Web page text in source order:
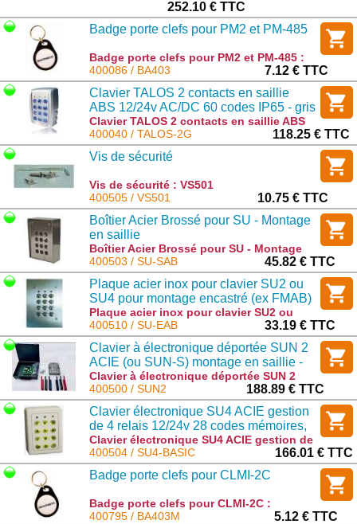
252.10 € TTC
Badge porte clefs pour PM2 et PM-485
Badge porte clefs pour PM2 et PM-485 :
BA403
400086 / BA403
7.12 € TTC
Clavier TALOS 2 contacts en saillie
ABS 12/24v AC/DC 60 codes IP65 - gris
Clavier TALOS 2 contacts en saillie ABS
12/24v AC/DC 60 codes IP65 - gris :
TALOS-2G
400040 / TALOS-2G
118.25 € TTC
Vis de sécurité
Vis de sécurité : VS501
400505 / VS501
10.75 € TTC
Boîtier Acier Brossé pour SU - Montage
en saillie
Boîtier Acier Brossé pour SU - Montage
en saillie : SU-SAB
400503 / SU-SAB
45.82 € TTC
Plaque acier inox pour clavier SU2 ou
SU4 pour montage encastré (ex FMAB)
Plaque acier inox pour clavier SU2 ou
SU4 pour montage encastré (ex FMAB) :
SU-EAB
400510 / SU-EAB
33.19 € TTC
Clavier à électronique déportée SUN 2
ACIE (ou SUN-S) montage en saillie -
sécurité maximale
Clavier à électronique déportée SUN 2
ACIE (ou SUN-S) montage en saillie -
sécurité maximale : SUN2
400500 / SUN2
188.89 € TTC
Clavier électronique SU4 ACIE gestion
de 4 relais 12/24v 28 codes mémoires,
touches polycarbonates, BEIGE
Clavier électronique SU4 ACIE gestion de
4 relais 12/24v 28 codes mémoires,
touches polycarbonates, BEIGE : SU4-
BASIC
400504 / SU4-BASIC
166.01 € TTC
Badge porte clefs pour CLMI-2C
Badge porte clefs pour CLMI-2C :
BA403M
400795 / BA403M
5.12 € TTC